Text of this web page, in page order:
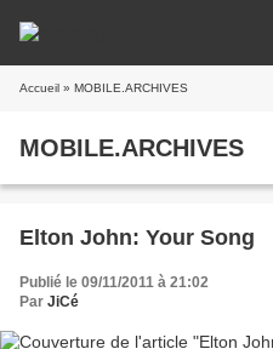
Accueil » MOBILE.ARCHIVES
MOBILE.ARCHIVES
Elton John: Your Song
Publié le 09/11/2011 à 21:02
Par JiCé